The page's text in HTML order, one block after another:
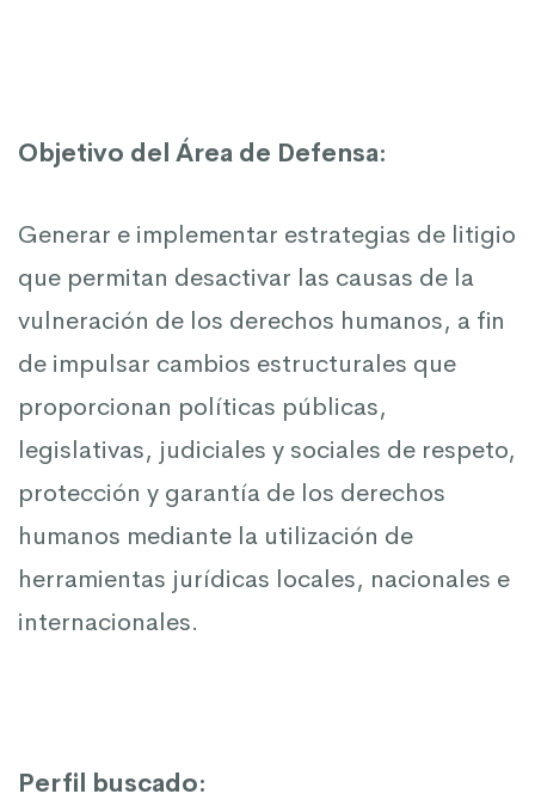
Objetivo del Área de Defensa:
Generar e implementar estrategias de litigio
que permitan desactivar las causas de la
vulneración de los derechos humanos, a fin
de impulsar cambios estructurales que
proporcionan políticas públicas,
legislativas, judiciales y sociales de respeto,
protección y garantía de los derechos
humanos mediante la utilización de
herramientas jurídicas locales, nacionales e
internacionales.
Perfil buscado: